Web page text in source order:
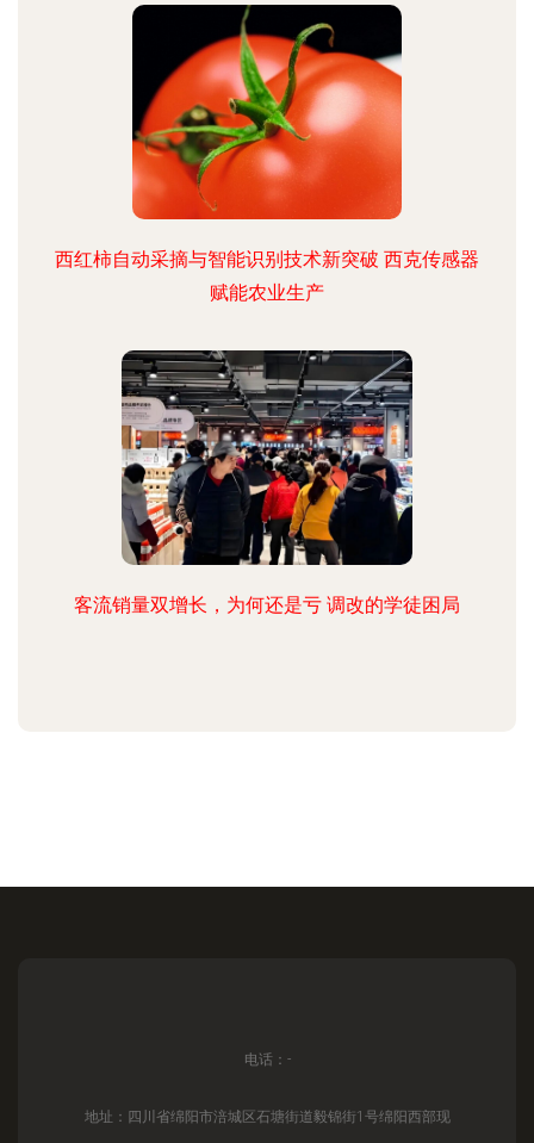
西红柿自动采摘与智能识别技术新突破 西克传感器
赋能农业生产
客流销量双增长，为何还是亏 调改的学徒困局
电话：-
地址：四川省绵阳市涪城区石塘街道毅锦街1号绵阳西部现